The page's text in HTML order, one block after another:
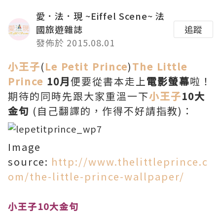
愛．法．現 ~Eiffel Scene~ 法
國旅遊雜誌
發佈於 2015.08.01
追蹤
小王子(Le Petit Prince)The Little
Prince 10月便要從書本走上電影螢幕啦！
期待的同時先跟大家重溫一下小王子10大
金句 (自己翻譯的，作得不好請指教)：
Image
source: http://www.thelittleprince.c
om/the-little-prince-wallpaper/
小王子10大金句